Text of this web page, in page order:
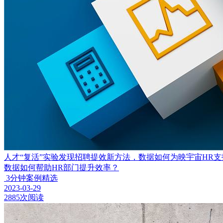
人才“复活”实验发现招聘提效新方法，数据如何为映宇宙HR
数据如何帮助HR部门提升效率？
3分钟案例精选
2023-03-29
2885次阅读